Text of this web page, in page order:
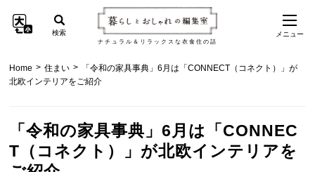
ナチュラル＆リラックスな衣食住の話
検索 メニュー
Home > 住まい >
「令和の家具事典」6月は「CONNECT（コネクト）」が
北欧インテリアをご紹介
「令和の家具事典」6月は「CONNEC
T（コネクト）」が北欧インテリアを